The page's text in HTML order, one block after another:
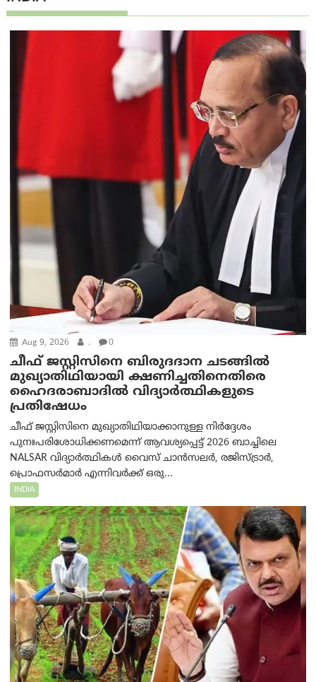
Aug 9, 2026 . 0
ചീഫ് ജസ്റ്റിസിനെ ബിരുദദാന ചടങ്ങില്‍
മുഖ്യാതിഥിയായി ക്ഷണിച്ചതിനെതിരെ
ഹൈദരാബാദില്‍ വിദ്യാർത്ഥികളുടെ
പ്രതിഷേധം
ചീഫ് ജസ്റ്റിസിനെ മുഖ്യാതിഥിയാക്കാനുള്ള നിർദ്ദേശം
പുനഃപരിശോധിക്കണമെന്ന് ആവശ്യപ്പെട്ട് 2026 ബാച്ചിലെ
NALSAR വിദ്യാർത്ഥികൾ വൈസ് ചാൻസലർ, രജിസ്ട്രാർ,
പ്രൊഫസർമാർ എന്നിവർക്ക് ഒരു...
INDIA